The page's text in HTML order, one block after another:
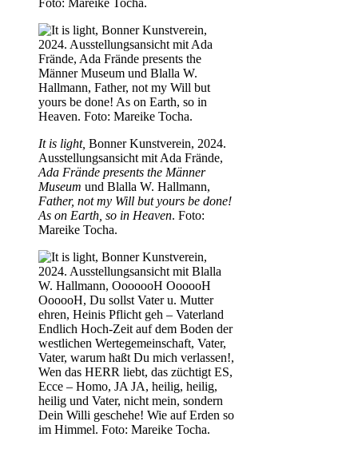
Foto: Mareike Tocha.
It is light, Bonner Kunstverein, 2024.
Ausstellungsansicht mit Ada Frände,
Ada Frände presents the Männer
Museum und Blalla W. Hallmann,
Father, not my Will but yours be done!
As on Earth, so in Heaven. Foto:
Mareike Tocha.